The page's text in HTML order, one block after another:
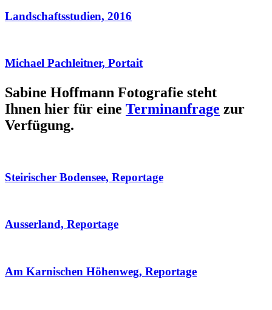
Landschaftsstudien, 2016
Michael Pachleitner, Portait
Sabine Hoffmann Fotografie steht
Ihnen hier für eine Terminanfrage zur
Verfügung.
Steirischer Bodensee, Reportage
Ausserland, Reportage
Am Karnischen Höhenweg, Reportage